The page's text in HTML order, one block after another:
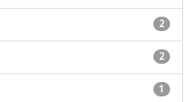
2
2
1